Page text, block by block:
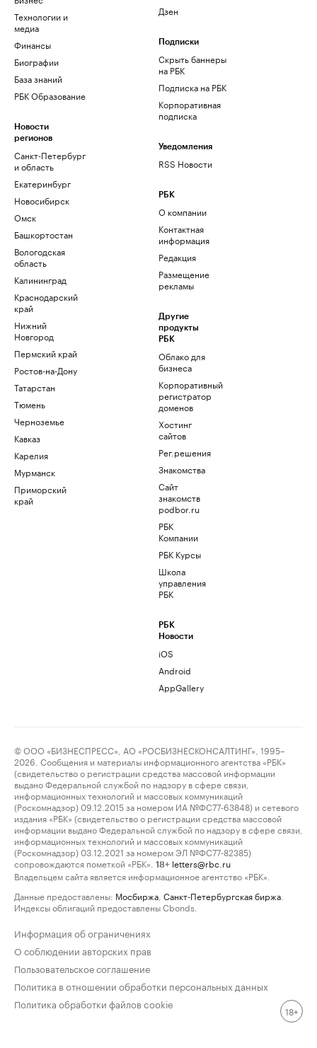
Технологии и
медиа
Финансы
Биографии
База знаний
РБК Образование
Новости
регионов
Санкт-Петербург
и область
Екатеринбург
Новосибирск
Омск
Башкортостан
Вологодская
область
Калининград
Краснодарский
край
Нижний
Новгород
Пермский край
Ростов-на-Дону
Татарстан
Тюмень
Черноземье
Кавказ
Карелия
Мурманск
Приморский
край
Дзен
Подписки
Скрыть баннеры
на РБК
Подписка на РБК
Корпоративная
подписка
Уведомления
RSS Новости
РБК
О компании
Контактная
информация
Редакция
Размещение
рекламы
Другие
продукты
РБК
Облако для
бизнеса
Корпоративный
регистратор
доменов
Хостинг
сайтов
Рег.решения
Знакомства
Сайт
знакомств
podbor.ru
РБК
Компании
РБК Курсы
Школа
управления
РБК
РБК
Новости
iOS
Android
AppGallery
© ООО «БИЗНЕСПРЕСС», АО «РОСБИЗНЕСКОНСАЛТИНГ», 1995–
2026. Сообщения и материалы информационного агентства «РБК»
(свидетельство о регистрации средства массовой информации
выдано Федеральной службой по надзору в сфере связи,
информационных технологий и массовых коммуникаций
(Роскомнадзор) 09.12.2015 за номером ИА №ФС77-63848) и сетевого
издания «РБК» (свидетельство о регистрации средства массовой
информации выдано Федеральной службой по надзору в сфере связи,
информационных технологий и массовых коммуникаций
(Роскомнадзор) 03.12.2021 за номером ЭЛ №ФС77-82385)
сопровождаются пометкой «РБК».
18+ letters@rbc.ru
Владельцем сайта является информационное агентство «РБК».
Данные предоставлены: Мосбиржа Санкт-Петербургская биржа
Индексы облигаций предоставлены Cbonds.
Информация об ограничениях
О соблюдении авторских прав
Пользовательское соглашение
Политика в отношении обработки персональных данных
Политика обработки файлов cookie
18+